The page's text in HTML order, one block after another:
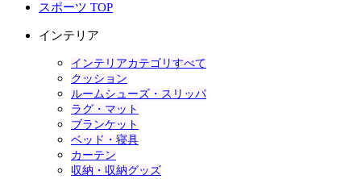
スポーツ TOP
インテリア
インテリアカテゴリすべて
クッション
ルームシューズ・スリッパ
ラグ・マット
ブランケット
ベッド・寝具
カーテン
収納・収納グッズ